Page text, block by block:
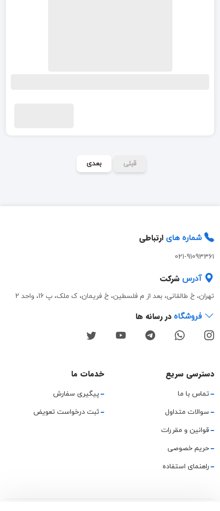
قبلی بعدی
شماره های ارتباطی
021-91093361
آدرس شرکت
تهران، خ طالقانی، بعد از م فلسطین، خ فریمان، ک ملک، پ 16، واحد 2
فروشگاه در رسانه ها
دسترسی سریع
تماس با ما
سوالات متداول
قوانین و مقررات
حریم خصوصی
راهنمای استفاده
خدمات ما
پیگیری سفارش
ثبت درخواست تعویض